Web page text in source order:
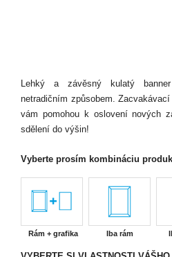
Lehký a závěsný kulatý
netradičním způsobem.
vám pomohou k oslovení nových
sdělení do výšin!
Vyberte prosím kombináciu
Rám + grafika Iba rám